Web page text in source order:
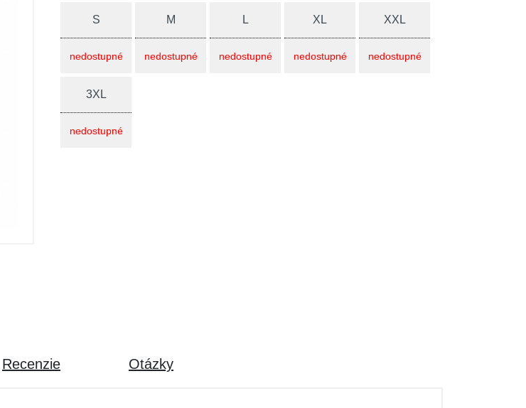
S
nedostupné
M
nedostupné
L
nedostupné
XL
nedostupné
XXL
nedostupné
3XL
nedostupné
Recenzie Otázky